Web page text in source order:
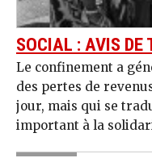
SOCIAL : AVIS DE
Le confinement a
des pertes de
jour, mais qui se
important à la